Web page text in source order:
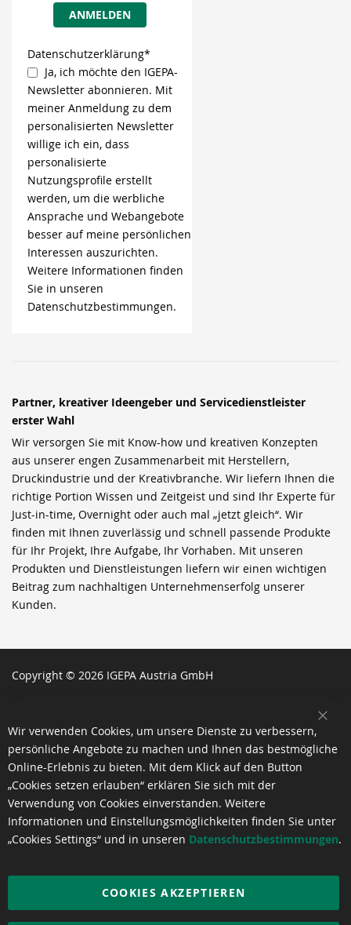
ANMELDEN
Datenschutzerklärung*
Ja, ich möchte den IGEPA-
Newsletter abonnieren. Mit
meiner Anmeldung zu dem
personalisierten Newsletter
willige ich ein, dass
personalisierte
Nutzungsprofile erstellt
werden, um die werbliche
Ansprache und Webangebote
besser auf meine persönlichen
Interessen auszurichten.
Weitere Informationen finden
Sie in unseren
Datenschutzbestimmungen.
Partner, kreativer Ideengeber und Servicedienstleister
erster Wahl
Wir versorgen Sie mit Know-how und kreativen Konzepten
aus unserer engen Zusammenarbeit mit Herstellern,
Druckindustrie und der Kreativbranche. Wir liefern Ihnen die
richtige Portion Wissen und Zeitgeist und sind Ihr Experte für
Just-in-time, Overnight oder auch mal „jetzt gleich“. Wir
finden mit Ihnen zuverlässig und schnell passende Produkte
für Ihr Projekt, Ihre Aufgabe, Ihr Vorhaben. Mit unseren
Produkten und Dienstleistungen liefern wir einen wichtigen
Beitrag zum nachhaltigen Unternehmenserfolg unserer
Kunden.
Copyright © 2026 IGEPA Austria GmbH
Wir verwenden Cookies, um unsere Dienste zu verbessern,
persönliche Angebote zu machen und Ihnen das bestmögliche
Online-Erlebnis zu bieten. Mit dem Klick auf den Button
„Cookies setzen erlauben“ erklären Sie sich mit der
Verwendung von Cookies einverstanden. Weitere
Informationen und Einstellungsmöglichkeiten finden Sie unter
„Cookies Settings“ und in unseren Datenschutzbestimmungen.
COOKIES AKZEPTIEREN